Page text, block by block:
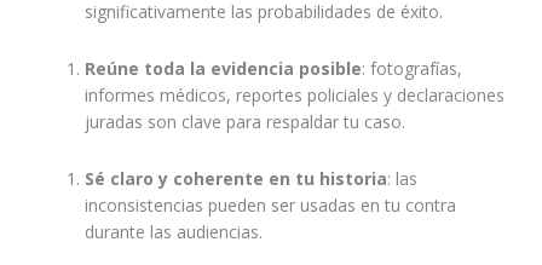
significativamente las probabilidades de éxito.
Reúne toda la evidencia posible: fotografías,
informes médicos, reportes policiales y declaraciones
juradas son clave para respaldar tu caso.
Sé claro y coherente en tu historia: las
inconsistencias pueden ser usadas en tu contra
durante las audiencias.